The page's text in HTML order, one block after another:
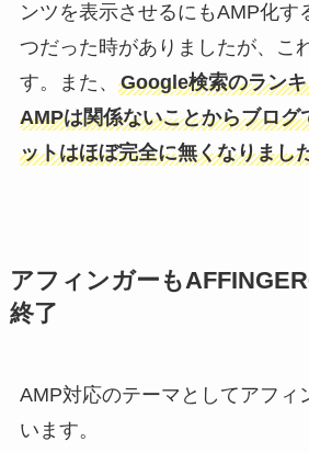
ンツを表示させるにもAMP化す
つだった時がありましたが、こ
す。また、 Google検索のラン
AMPは関係ないことからブログ
ットはほぼ完全に無くなりまし
アフィンガーも
終了
AMP対応のテーマとしてアフィ
います。